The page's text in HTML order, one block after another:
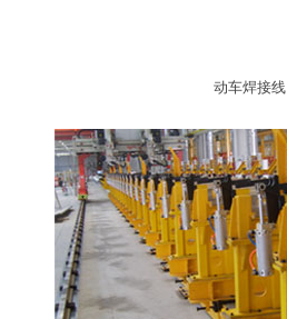
动车焊接线